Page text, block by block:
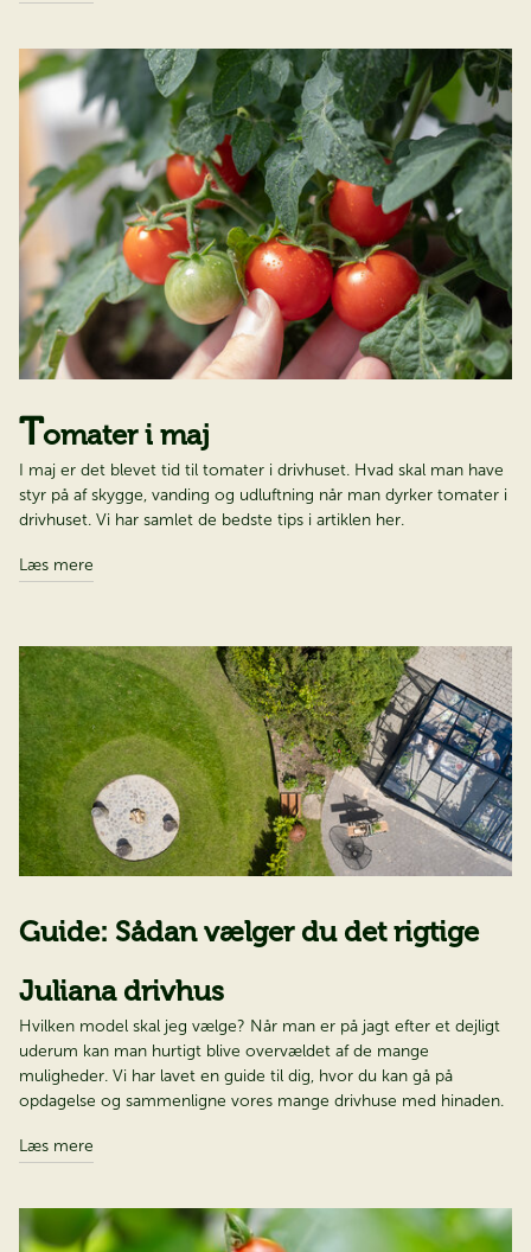
Tomater i maj​​​​​​​
I maj er det blevet tid til tomater i drivhuset. Hvad skal man have
styr på af skygge, vanding og udluftning når man dyrker tomater i
drivhuset. Vi har samlet de bedste tips i artiklen her.
Læs mere
Guide: Sådan vælger du det rigtige
Juliana drivhus​​​​​​​
Hvilken model skal jeg vælge? Når man er på jagt efter et dejligt
uderum kan man hurtigt blive overvældet af de mange
muligheder. Vi har lavet en guide til dig, hvor du kan gå på
opdagelse og sammenligne vores mange drivhuse med hinaden.
Læs mere